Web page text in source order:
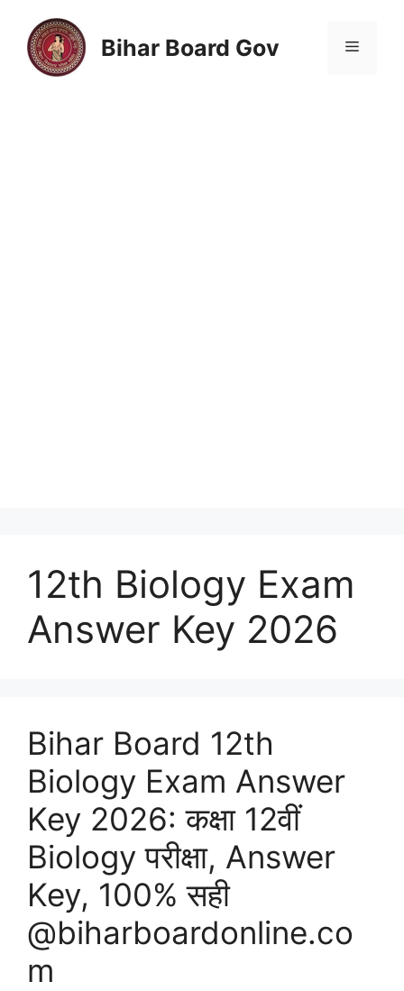
content
Bihar Board Gov Menu
12th Biology Exam
Answer Key 2026
Bihar Board 12th
Biology Exam Answer
Key 2026: कक्षा 12वीं
Biology परीक्षा, Answer
Key, 100% सही
@biharboardonline.co
m